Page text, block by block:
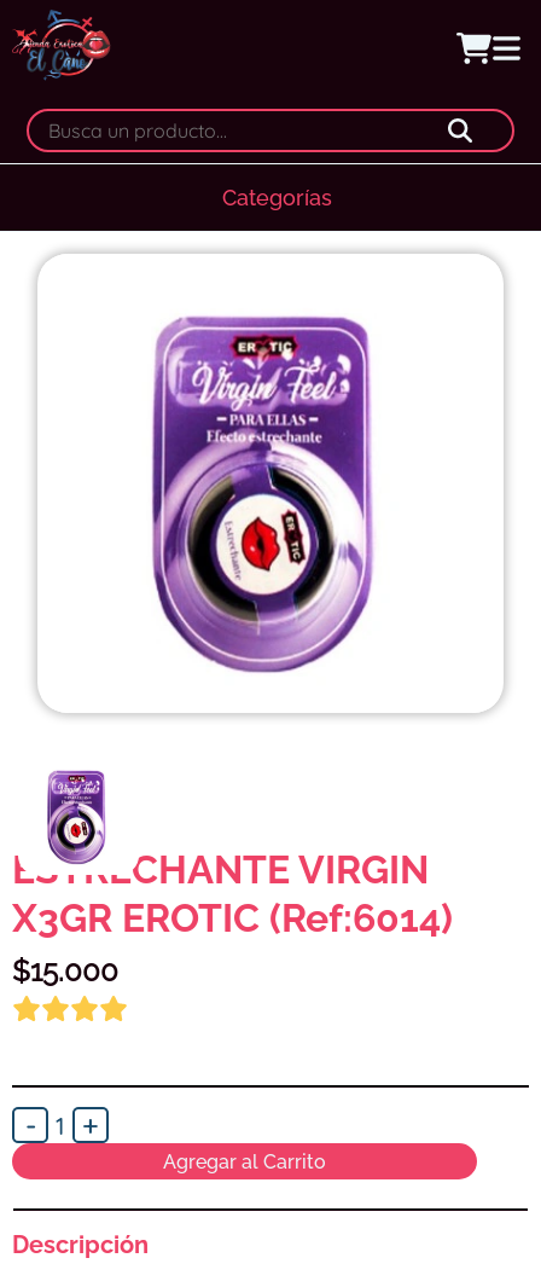
Categorías
ESTRECHANTE VIRGIN
X3GR EROTIC (Ref:6014)
$15.000
- 1 +
Agregar al Carrito
Descripción